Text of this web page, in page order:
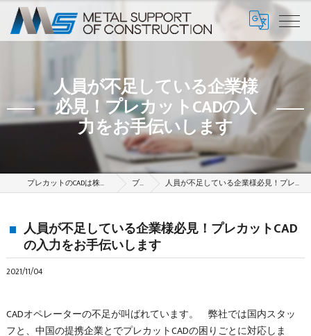
人員が不足している企業様
必見！プレカットCADの入
力をお手伝いします
プレカットのCADは株式会社メタルサポート ブログ 人員が不足している企業様必見！プレカットCADの入力をお手伝いします
人員が不足している企業様必見！プレカットCAD
の入力をお手伝いします
2021/11/04
CADオペレーターの不足が叫ばれています。 弊社では国内スタッ
フと、中国の提携企業とでプレカットCADの困りごとに対応しま